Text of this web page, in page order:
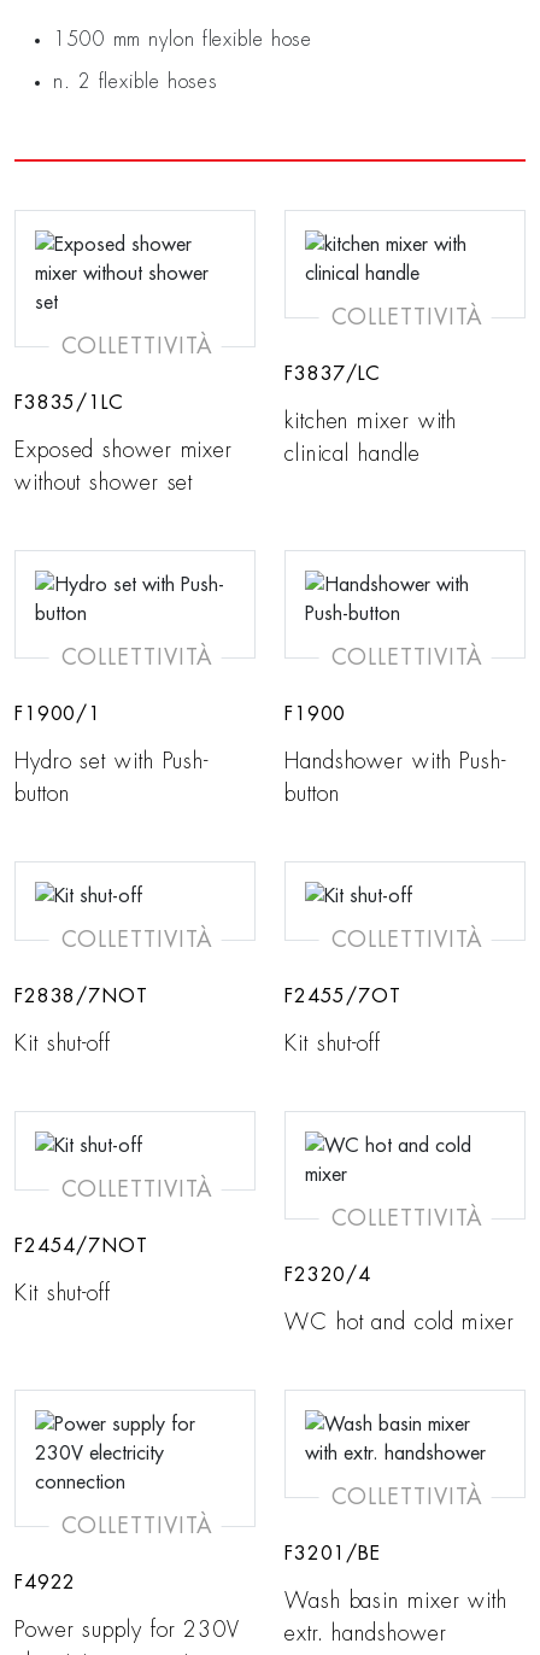
1500 mm nylon flexible hose
n. 2 flexible hoses
COLLETTIVITÀ
F3835/1LC
Exposed shower mixer
without shower set
COLLETTIVITÀ
F3837/LC
kitchen mixer with
clinical handle
COLLETTIVITÀ
F1900/1
Hydro set with Push-
button
COLLETTIVITÀ
F1900
Handshower with Push-
button
COLLETTIVITÀ
F2838/7NOT
Kit shut-off
COLLETTIVITÀ
F2455/7OT
Kit shut-off
COLLETTIVITÀ
F2454/7NOT
Kit shut-off
COLLETTIVITÀ
F2320/4
WC hot and cold mixer
COLLETTIVITÀ
F4922
Power supply for 230V
COLLETTIVITÀ
F3201/BE
Wash basin mixer with
extr. handshower